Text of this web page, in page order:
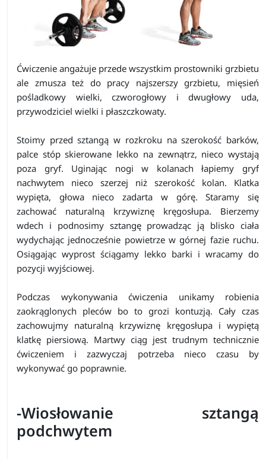
Ćwiczenie angażuje przede wszystkim prostowniki grzbietu
ale zmusza też do pracy najszerszy grzbietu, mięsień
pośladkowy wielki, czworogłowy i dwugłowy uda,
przywodziciel wielki i płaszczkowaty.
Stoimy przed sztangą w rozkroku na szerokość barków,
palce stóp skierowane lekko na zewnątrz, nieco wystają
poza gryf. Uginając nogi w kolanach łapiemy gryf
nachwytem nieco szerzej niż szerokość kolan. Klatka
wypięta, głowa nieco zadarta w górę. Staramy się
zachować naturalną krzywiznę kręgosłupa. Bierzemy
wdech i podnosimy sztangę prowadząc ją blisko ciała
wydychając jednocześnie powietrze w górnej fazie ruchu.
Osiągając wyprost ściągamy lekko barki i wracamy do
pozycji wyjściowej.
Podczas wykonywania ćwiczenia unikamy robienia
zaokrąglonych pleców bo to grozi kontuzją. Cały czas
zachowujmy naturalną krzywiznę kręgosłupa i wypiętą
klatkę piersiową. Martwy ciąg jest trudnym technicznie
ćwiczeniem i zazwyczaj potrzeba nieco czasu by
wykonywać go poprawnie.
-Wiosłowanie sztangą
podchwytem